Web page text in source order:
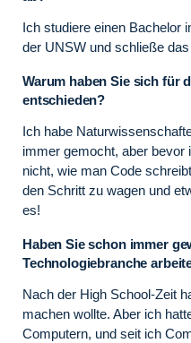
Ich studiere einen Bachelor
der UNSW und schließe
Warum haben Sie sich für
entschieden?
Ich habe
immer gemocht, aber bevor
nicht, wie man Code
den Schritt zu wagen und
es!
Haben Sie schon immer
Technologiebranche
Nach der High School-Zeit
machen wollte. Aber ich
Computern, und seit ich